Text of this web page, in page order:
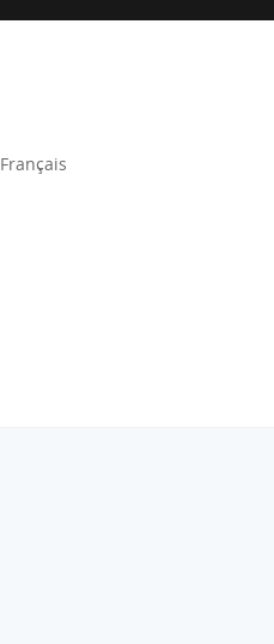
Français